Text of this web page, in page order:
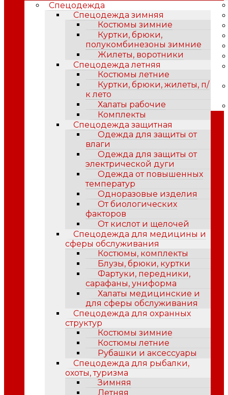
Спецодежда
Спецодежда зимняя
Костюмы зимние
Куртки, брюки,
полукомбинезоны зимние
Жилеты, воротники
Спецодежда летняя
Костюмы летние
Куртки, брюки, жилеты, п/
к лето
Халаты рабочие
Комплекты
Спецодежда защитная
Одежда для защиты от
влаги
Одежда для защиты от
электрической дуги
Одежда от повышенных
температур
Одноразовые изделия
От биологических
факторов
От кислот и щелочей
Спецодежда для медицины и
сферы обслуживания
Костюмы, комплекты
Блузы, брюки, куртки
Фартуки, передники,
сарафаны, униформа
Халаты медицинские и
для сферы обслуживания
Спецодежда для охранных
структур
Костюмы зимние
Костюмы летние
Рубашки и аксессуары
Спецодежда для рыбалки,
охоты, туризма
Зимняя
Летняя